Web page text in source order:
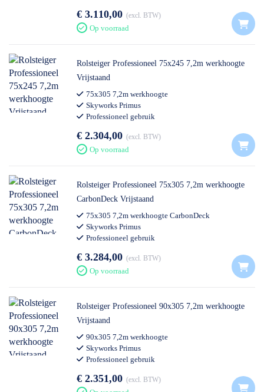
€ 3.110,00 excl. BTW
Op voorraad
Rolsteiger Professioneel 75x245 7,2m werkhoogte
Vrijstaand
75x305 7,2m werkhoogte
Skyworks Primus
Professioneel gebruik
€ 2.304,00 excl. BTW
Op voorraad
Rolsteiger Professioneel 75x305 7,2m werkhoogte
CarbonDeck Vrijstaand
75x305 7,2m werkhoogte CarbonDeck
Skyworks Primus
Professioneel gebruik
€ 3.284,00 excl. BTW
Op voorraad
Rolsteiger Professioneel 90x305 7,2m werkhoogte
Vrijstaand
90x305 7,2m werkhoogte
Skyworks Primus
Professioneel gebruik
€ 2.351,00 excl. BTW